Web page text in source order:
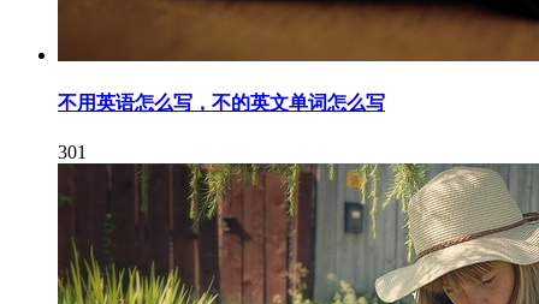
不用英语怎么写，不的英文单词怎么写
301